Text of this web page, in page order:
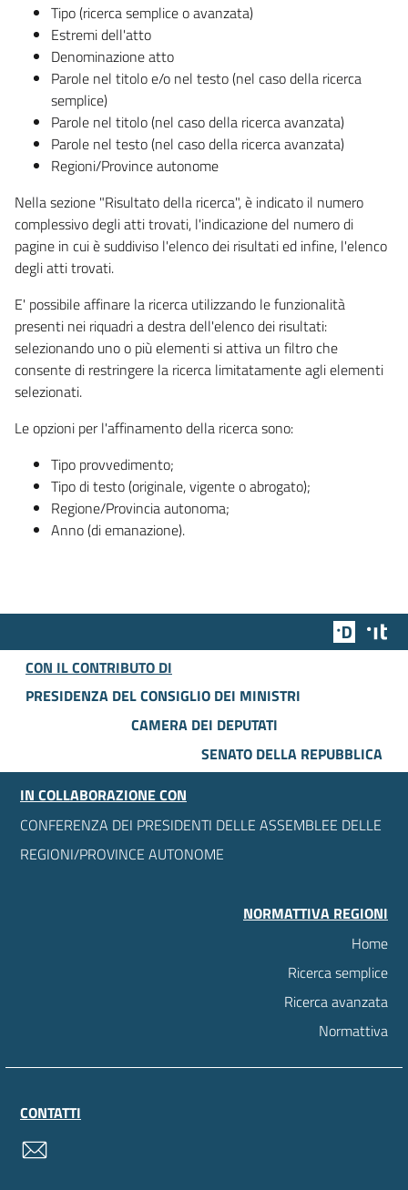
Tipo (ricerca semplice o avanzata)
Estremi dell'atto
Denominazione atto
Parole nel titolo e/o nel testo (nel caso della ricerca
semplice)
Parole nel titolo (nel caso della ricerca avanzata)
Parole nel testo (nel caso della ricerca avanzata)
Regioni/Province autonome
Nella sezione "Risultato della ricerca", è indicato il numero
complessivo degli atti trovati, l'indicazione del numero di
pagine in cui è suddiviso l'elenco dei risultati ed infine, l'elenco
degli atti trovati.
E' possibile affinare la ricerca utilizzando le funzionalità
presenti nei riquadri a destra dell'elenco dei risultati:
selezionando uno o più elementi si attiva un filtro che
consente di restringere la ricerca limitatamente agli elementi
selezionati.
Le opzioni per l'affinamento della ricerca sono:
Tipo provvedimento;
Tipo di testo (originale, vigente o abrogato);
Regione/Provincia autonoma;
Anno (di emanazione).
Team
CON IL CONTRIBUTO DI
PRESIDENZA DEL CONSIGLIO DEI MINISTRI
CAMERA DEI DEPUTATI
SENATO DELLA REPUBBLICA
IN COLLABORAZIONE CON
CONFERENZA DEI PRESIDENTI DELLE ASSEMBLEE DELLE
REGIONI/PROVINCE AUTONOME
NORMATTIVA REGIONI
Home
Ricerca semplice
Ricerca avanzata
Normattiva
CONTATTI